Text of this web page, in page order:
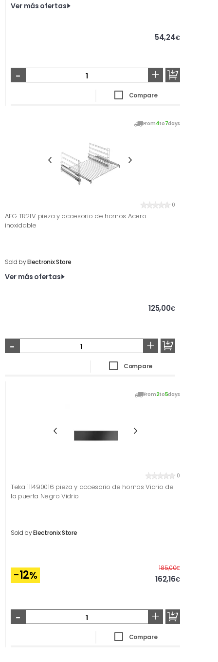
Ver más ofertas
54,24€
- +
Compare
From4to7days
0
AEG TR2LV pieza y accesorio de hornos Acero
inoxidable
Sold byElectronix Store
Ver más ofertas
125,00€
- +
Compare
From2to5days
0
Teka 111490016 pieza y accesorio de hornos Vidrio de
la puerta Negro Vidrio
Sold byElectronix Store
-12%
185,00€Before
162,16€
- +
Compare